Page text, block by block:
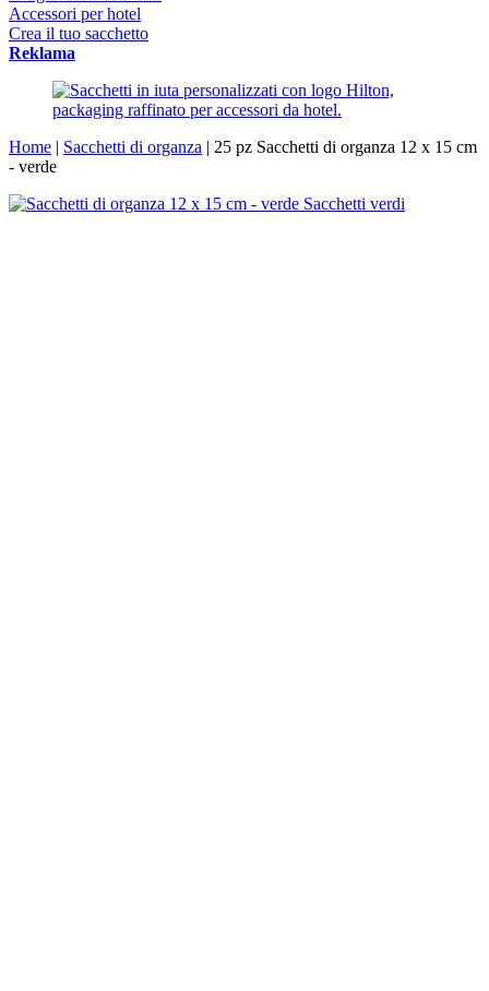
Accessori per hotel
Crea il tuo sacchetto
Reklama
Home | Sacchetti di organza | 25 pz Sacchetti di organza 12 x 15 cm
- verde